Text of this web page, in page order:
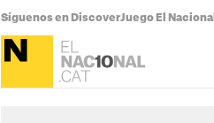
Síguenos en DiscoverJuego El Nacional